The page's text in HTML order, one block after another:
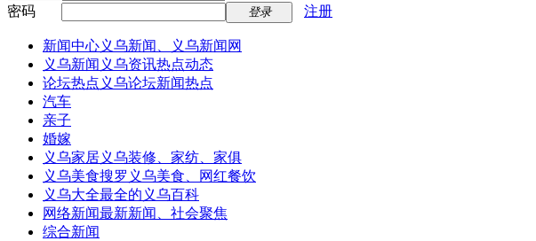
密码
登录 注册
新闻中心义乌新闻、义乌新闻网
义乌新闻 义乌资讯热点动态
论坛热点 义乌论坛新闻热点
汽车
亲子
婚嫁
义乌家居义乌装修、家纺、家俱
义乌美食搜罗义乌美食、网红餐饮
义乌大全最全的义乌百科
网络新闻最新新闻、社会聚焦
综合新闻